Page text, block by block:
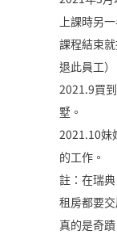
上課時另
課程結束
退此員工
2021.9買
墅。
2021.10妹
的工作。
註：在瑞
租房都要
真的是奇蹟